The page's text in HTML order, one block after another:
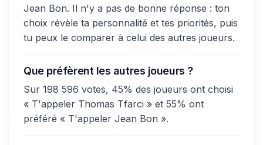
Jean Bon. Il n'y a pas de bonne réponse : ton
choix révèle ta personnalité et tes priorités, puis
tu peux le comparer à celui des autres joueurs.
Que préfèrent les autres joueurs ?
Sur 198 596 votes, 45% des joueurs ont choisi
« T'appeler Thomas Tfarci » et 55% ont
préféré « T'appeler Jean Bon ».